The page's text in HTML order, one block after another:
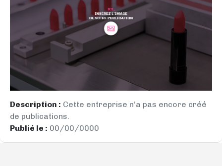
Description : Cette entreprise n’a pas encore créé
de publications.
Publié le : 00/00/0000